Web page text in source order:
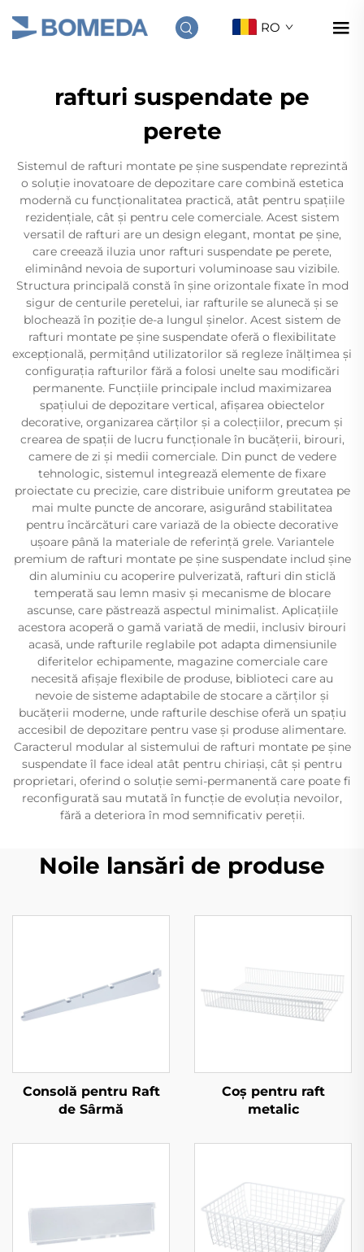
RO
rafturi suspendate pe
perete
Sistemul de rafturi montate pe șine suspendate reprezintă
o soluție inovatoare de depozitare care combină estetica
modernă cu funcționalitatea practică, atât pentru spațiile
rezidențiale, cât și pentru cele comerciale. Acest sistem
versatil de rafturi are un design elegant, montat pe șine,
care creează iluzia unor rafturi suspendate pe perete,
eliminând nevoia de suporturi voluminoase sau vizibile.
Structura principală constă în șine orizontale fixate în mod
sigur de centurile peretelui, iar rafturile se alunecă și se
blochează în poziție de-a lungul șinelor. Acest sistem de
rafturi montate pe șine suspendate oferă o flexibilitate
excepțională, permițând utilizatorilor să regleze înălțimea și
configurația rafturilor fără a folosi unelte sau modificări
permanente. Funcțiile principale includ maximizarea
spațiului de depozitare vertical, afișarea obiectelor
decorative, organizarea cărților și a colecțiilor, precum și
crearea de spații de lucru funcționale în bucățerii, birouri,
camere de zi și medii comerciale. Din punct de vedere
tehnologic, sistemul integrează elemente de fixare
proiectate cu precizie, care distribuie uniform greutatea pe
mai multe puncte de ancorare, asigurând stabilitatea
pentru încărcături care variază de la obiecte decorative
ușoare până la materiale de referință grele. Variantele
premium de rafturi montate pe șine suspendate includ șine
din aluminiu cu acoperire pulverizată, rafturi din sticlă
temperată sau lemn masiv și mecanisme de blocare
ascunse, care păstrează aspectul minimalist. Aplicațiile
acestora acoperă o gamă variată de medii, inclusiv birouri
acasă, unde rafturile reglabile pot adapta dimensiunile
diferitelor echipamente, magazine comerciale care
necesită afișaje flexibile de produse, biblioteci care au
nevoie de sisteme adaptabile de stocare a cărților și
bucățerii moderne, unde rafturile deschise oferă un spațiu
accesibil de depozitare pentru vase și produse alimentare.
Caracterul modular al sistemului de rafturi montate pe șine
suspendate îl face ideal atât pentru chiriași, cât și pentru
proprietari, oferind o soluție semi-permanentă care poate fi
reconfigurată sau mutată în funcție de evoluția nevoilor,
fără a deteriora în mod semnificativ pereții.
Noile lansări de produse
Consolă pentru Raft
de Sârmă
Coș pentru raft
metalic